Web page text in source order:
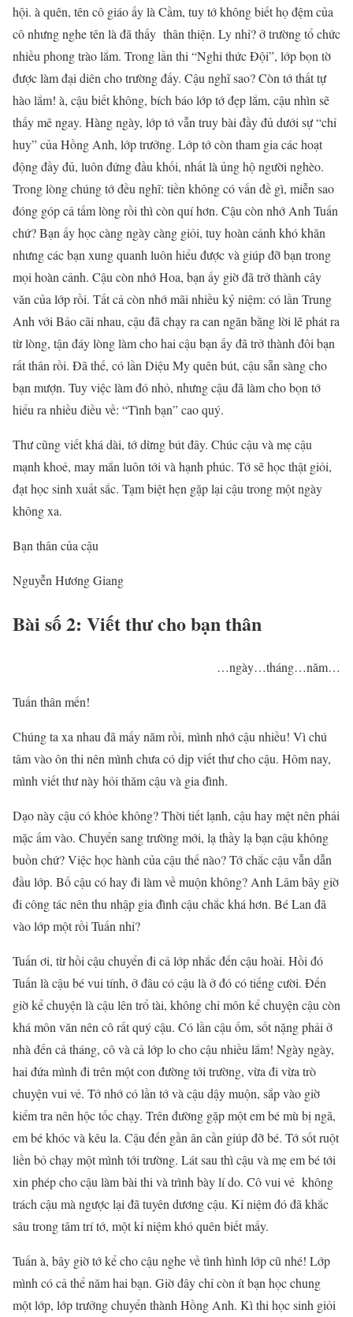
hội. à quên, tên cô giáo ấy là Cầm, tuy tớ không biết họ đệm của
cô nhưng nghe tên là đã thấy thân thiện. Ly nhỉ? ở trường tổ chức
nhiều phong trào lắm. Trong lần thi “Nghi thức Đội”, lớp bọn tờ
được làm đại diên cho trường đấy. Cậu nghĩ sao? Còn tớ thất tự
hào lắm! à, cậu biết không, bích báo lớp tớ đẹp lắm, cậu nhìn sẽ
thấy mê ngay. Hàng ngày, lớp tớ vẫn truy bài đầy đủ dưới sự “chỉ
huy” của Hồng Anh, lớp trưởng. Lớp tớ còn tham gia các hoạt
động đầy đủ, luôn đứng đầu khối, nhất là ủng hộ người nghèo.
Trong lòng chúng tớ đều nghĩ: tiền không có vấn đề gì, miễn sao
đóng góp cả tấm lòng rồi thì còn quí hơn. Cậu còn nhớ Anh Tuấn
chứ? Bạn ấy học càng ngày càng giỏi, tuy hoàn cảnh khó khăn
nhưng các bạn xung quanh luôn hiểu được và giúp đỡ bạn trong
mọi hoàn cảnh. Cậu còn nhớ Hoa, bạn ấy giờ đã trở thành cây
văn của lớp rồi. Tất cả còn nhớ mãi nhiều kỷ niệm: có lần Trung
Anh với Bảo cãi nhau, cậu đã chạy ra can ngăn bằng lời lẽ phát ra
từ lòng, tận đáy lòng làm cho hai cậu bạn ấy đã trở thành đôi bạn
rất thân rồi. Đã thế, có lần Diệu My quên bút, cậu sẵn sàng cho
bạn mượn. Tuy việc làm đó nhỏ, nhưng cậu đã làm cho bọn tớ
hiểu ra nhiều điều về: “Tình bạn” cao quý.
Thư cũng viết khá dài, tớ dừng bút đây. Chúc cậu và mẹ cậu
mạnh khoẻ, may mắn luôn tới và hạnh phúc. Tớ sẽ học thật giỏi,
đạt học sinh xuất sắc. Tạm biệt hẹn gặp lại cậu trong một ngày
không xa.
Bạn thân của cậu
Nguyễn Hương Giang
Bài số 2: Viết thư cho bạn thân
…ngày…tháng…năm…
Tuấn thân mến!
Chúng ta xa nhau đã mấy năm rồi, mình nhớ cậu nhiều! Vì chú
tâm vào ôn thi nên mình chưa có dịp viết thư cho cậu. Hôm nay,
mình viết thư này hỏi thăm cậu và gia đình.
Dạo này cậu có khỏe không? Thời tiết lạnh, cậu hay mệt nên phải
mặc ấm vào. Chuyển sang trường mới, lạ thầy lạ bạn cậu không
buồn chứ? Việc học hành của cậu thế nào? Tớ chắc cậu vẫn dẫn
đầu lớp. Bố cậu có hay đi làm về muộn không? Anh Lâm bây giờ
đi công tác nên thu nhập gia đình cậu chắc khá hơn. Bé Lan đã
vào lớp một rồi Tuấn nhỉ?
Tuấn ơi, từ hồi cậu chuyển đi cả lớp nhắc đến cậu hoài. Hồi đó
Tuấn là cậu bé vui tính, ở đâu có cậu là ở đó có tiếng cười. Đến
giờ kể chuyện là cậu lên trổ tài, không chỉ môn kể chuyện cậu còn
khá môn văn nên cô rất quý cậu. Có lần cậu ốm, sốt nặng phải ở
nhà đến cả tháng, cô và cả lớp lo cho cậu nhiều lắm! Ngày ngày,
hai đứa mình đi trên một con đường tới trường, vừa đi vừa trò
chuyện vui vẻ. Tớ nhớ có lần tớ và cậu dậy muộn, sắp vào giờ
kiểm tra nên hộc tốc chạy. Trên đường gặp một em bé mù bị ngã,
em bé khóc và kêu la. Cậu đến gần ân cần giúp đỡ bé. Tớ sốt ruột
liền bỏ chạy một mình tới trường. Lát sau thì cậu và mẹ em bé tới
xin phép cho cậu làm bài thi và trình bày lí do. Cô vui vẻ không
trách cậu mà ngược lại đã tuyên dương cậu. Kỉ niệm đó đã khắc
sâu trong tâm trí tớ, một kỉ niệm khó quên biết mấy.
Tuấn à, bây giờ tớ kể cho cậu nghe về tình hình lớp cũ nhé! Lớp
mình có cả thể năm hai bạn. Giờ đây chỉ còn ít bạn học chung
một lớp, lớp trưởng chuyển thành Hồng Anh. Kì thi học sinh giỏi